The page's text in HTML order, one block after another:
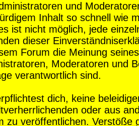
und
Inhalt so schnell wie
ist nicht möglich, jede
dieser
Forum die Meinung
Moderatoren und
verantwortlich sind.
dich, keine
oder aus
zu veröffentlichen. Verstöße